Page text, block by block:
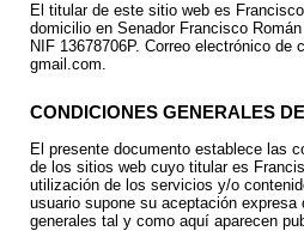
El titular de este sitio web es
domicilio en Senador Francisco
NIF 13678706P. Correo electrónico
gmail.com.
CONDICIONES GENERALES
El presente documento establece las
de los sitios web cuyo titular es
utilización de los servicios y/o
usuario supone su aceptación
generales tal y como aquí aparecen